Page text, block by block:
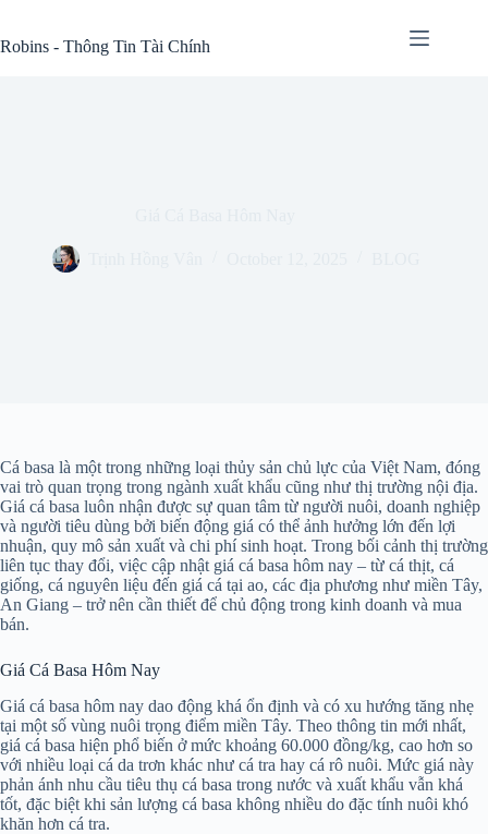
content
Robins - Thông Tin Tài Chính
Cá basa là một trong những loại thủy sản chủ lực của Việt Nam, đóng
vai trò quan trọng trong ngành xuất khẩu cũng như thị trường nội địa.
Giá cá basa luôn nhận được sự quan tâm từ người nuôi, doanh nghiệp
và người tiêu dùng bởi biến động giá có thể ảnh hưởng lớn đến lợi
nhuận, quy mô sản xuất và chi phí sinh hoạt. Trong bối cảnh thị trường
liên tục thay đổi, việc cập nhật giá cá basa hôm nay – từ cá thịt, cá
giống, cá nguyên liệu đến giá cá tại ao, các địa phương như miền Tây,
An Giang – trở nên cần thiết để chủ động trong kinh doanh và mua
bán.
Giá Cá Basa Hôm Nay
Giá cá basa hôm nay dao động khá ổn định và có xu hướng tăng nhẹ
tại một số vùng nuôi trọng điểm miền Tây. Theo thông tin mới nhất,
giá cá basa hiện phổ biến ở mức khoảng 60.000 đồng/kg, cao hơn so
với nhiều loại cá da trơn khác như cá tra hay cá rô nuôi. Mức giá này
phản ánh nhu cầu tiêu thụ cá basa trong nước và xuất khẩu vẫn khá
tốt, đặc biệt khi sản lượng cá basa không nhiều do đặc tính nuôi khó
khăn hơn cá tra.